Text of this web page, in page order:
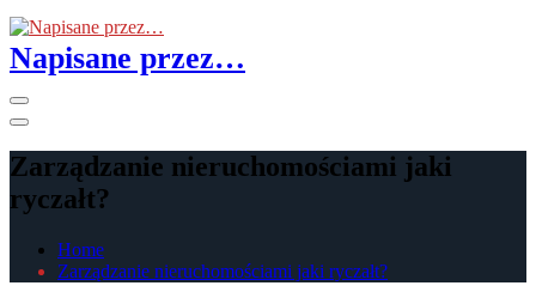
Skip
to
the
Napisane przez…
Zarządzanie nieruchomościami jaki
ryczałt?
Home
Zarządzanie nieruchomościami jaki ryczałt?